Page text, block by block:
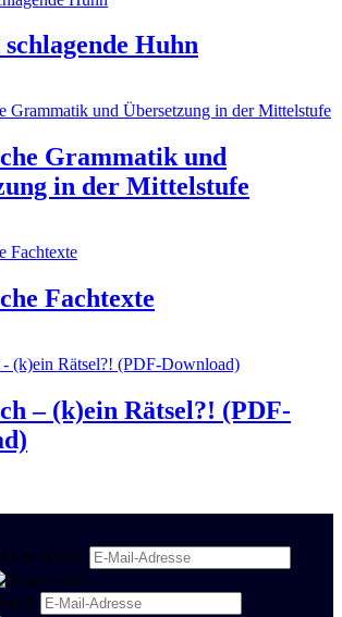
schlagende Huhn
Grammatik und
in der Mittelstufe
Fachtexte
– (k)ein Rätsel?! (PDF-
& Kultur